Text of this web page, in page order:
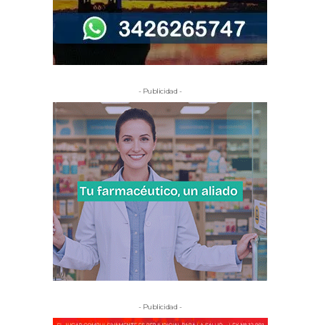
- Publicidad -
- Publicidad -